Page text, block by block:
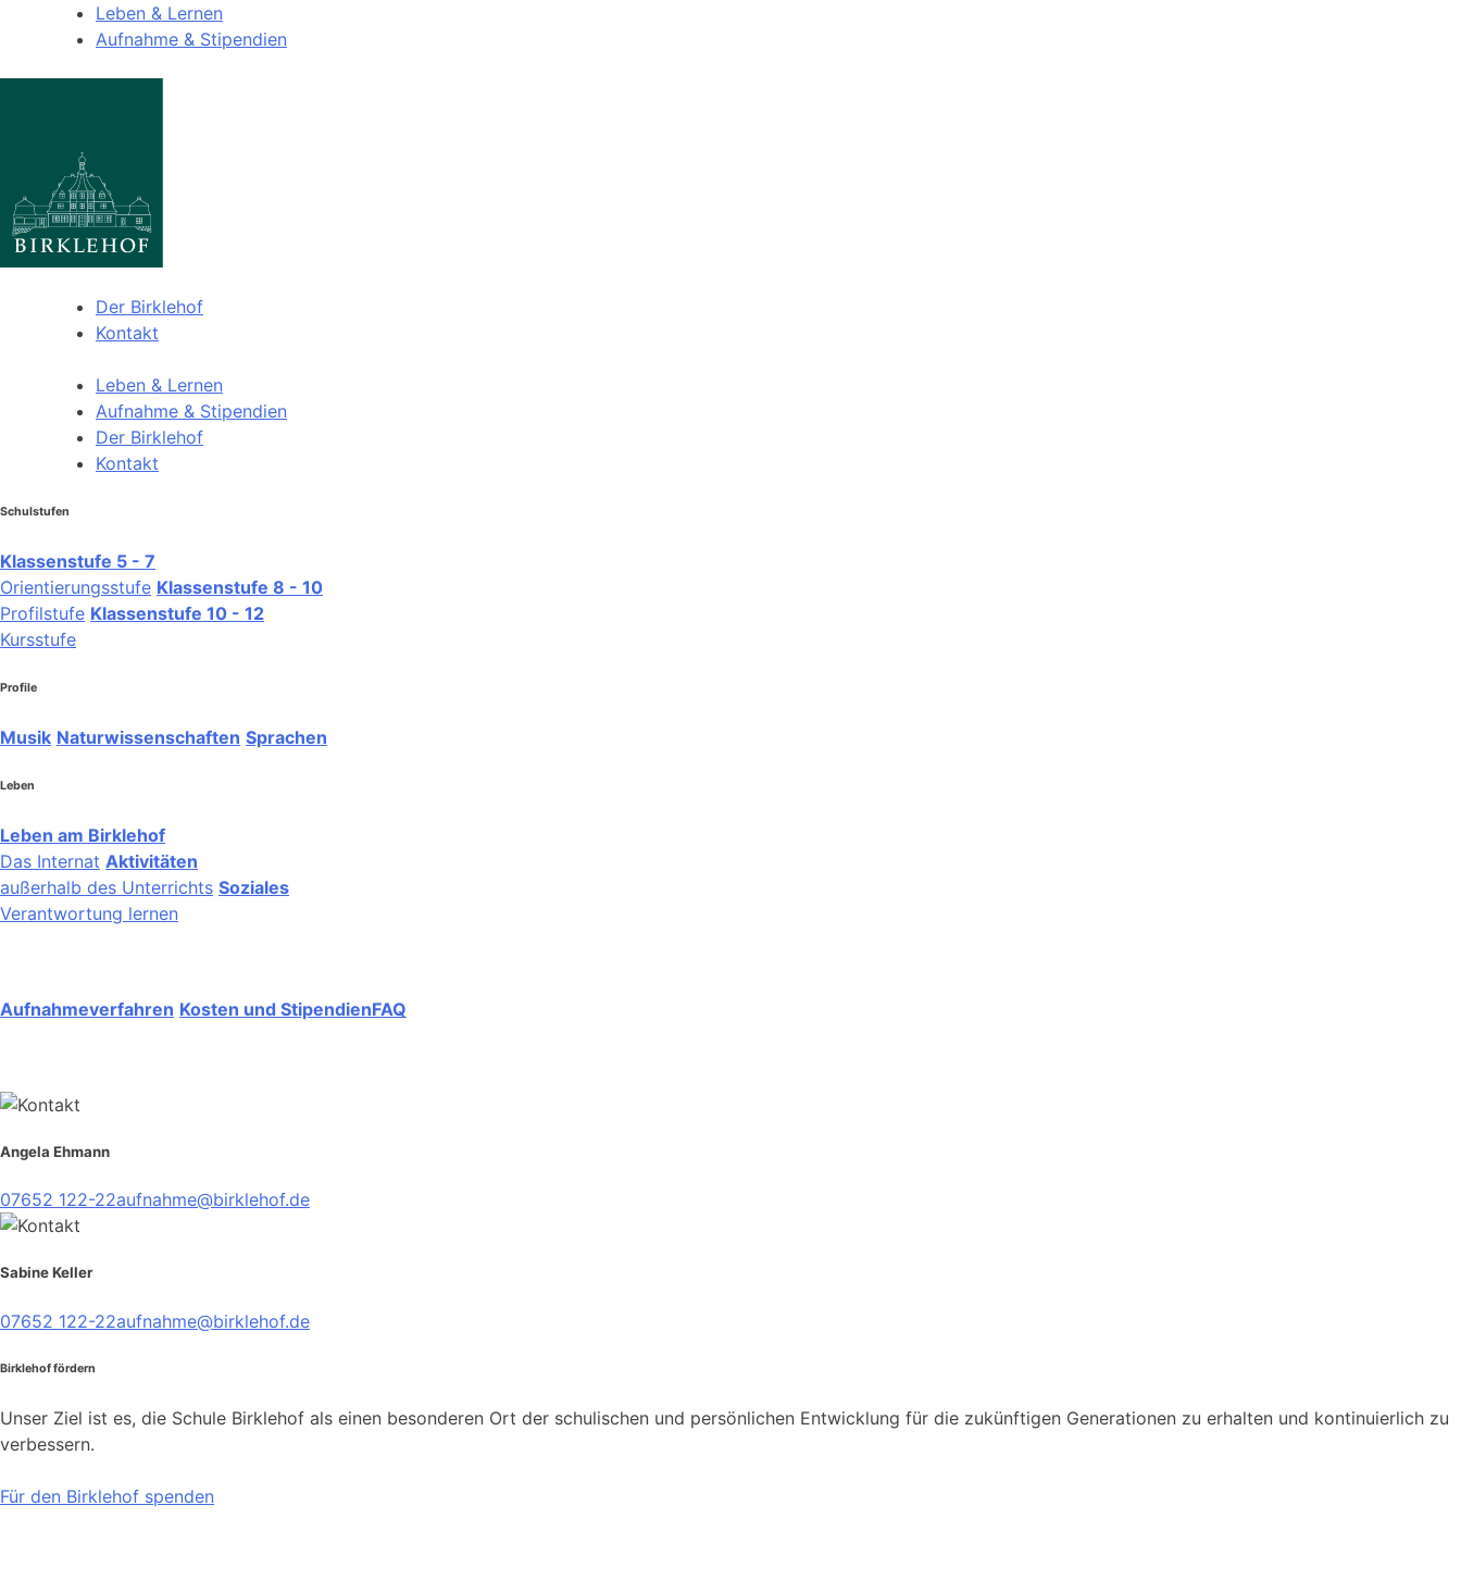
Leben & Lernen
Aufnahme & Stipendien
Der Birklehof
Kontakt
Leben & Lernen
Aufnahme & Stipendien
Der Birklehof
Kontakt
Schulstufen
Klassenstufe 5 - 7
Orientierungsstufe Klassenstufe 8 - 10
Profilstufe Klassenstufe 10 - 12
Kursstufe
Profile
Musik Naturwissenschaften Sprachen
Leben
Leben am Birklehof
Das Internat Aktivitäten
außerhalb des Unterrichts Soziales
Verantwortung lernen
Aufnahmeverfahren Kosten und StipendienFAQ
Angela Ehmann
07652 122-22aufnahme@birklehof.de
Sabine Keller
07652 122-22aufnahme@birklehof.de
Birklehof fördern
Unser Ziel ist es, die Schule Birklehof als einen besonderen Ort der schulischen und persönlichen Entwicklung für die zukünftigen Generationen zu erhalten und kontinuierlich zu
verbessern.
Für den Birklehof spenden